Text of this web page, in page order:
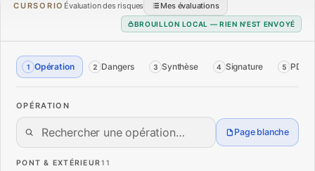
CURSORIO Évaluation des risques Mes évaluations
BROUILLON LOCAL — RIEN N'EST ENVOYÉ
1 Opération 2 Dangers 3 Synthèse 4 Signature 5 PDF
OPÉRATION
Page blanche
PONT & EXTÉRIEUR11